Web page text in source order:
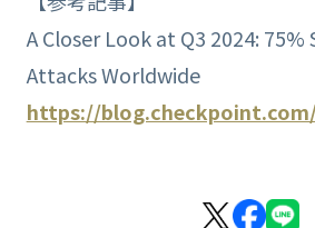
A Closer Look at Q3 2024: 75%
Attacks Worldwide
https://